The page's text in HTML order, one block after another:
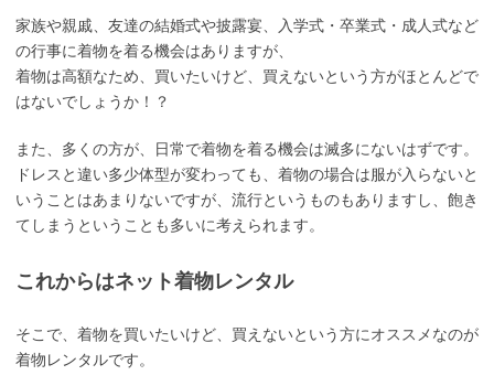
家族や親戚、友達の結婚式や披露宴、入学式・卒業式・成人式など
の行事に着物を着る機会はありますが、
着物は高額なため、買いたいけど、買えないという方がほとんどで
はないでしょうか！？
また、多くの方が、日常で着物を着る機会は滅多にないはずです。
ドレスと違い多少体型が変わっても、着物の場合は服が入らないと
いうことはあまりないですが、流行というものもありますし、飽き
てしまうということも多いに考えられます。
これからはネット着物レンタル
そこで、着物を買いたいけど、買えないという方にオススメなのが
着物レンタルです。